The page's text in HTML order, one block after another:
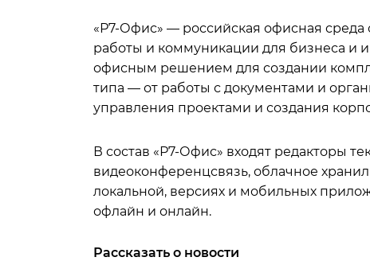
«Р7-Офис» — российская офисная
работы и коммуникации для бизнеса и
офисным решением для создании
типа — от работы с документами и
управления проектами и создания
В состав «Р7-Офис» входят редакторы
видеоконференцсвязь, облачное
локальной, версиях и мобильных
офлайн и онлайн.
Рассказать о новости